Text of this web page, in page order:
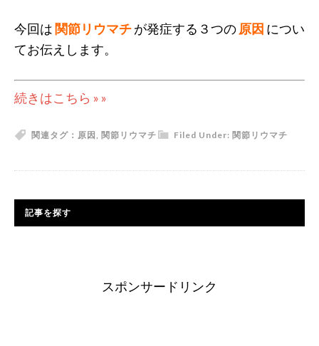
今回は 関節リウマチが発症する３つの 原因 につい
てお伝えします。
続きはこちら » »
Filed Under: 関節リウマチ
関連タグ： 原因 , 関節リウマチ
記事を探す
スポンサードリンク